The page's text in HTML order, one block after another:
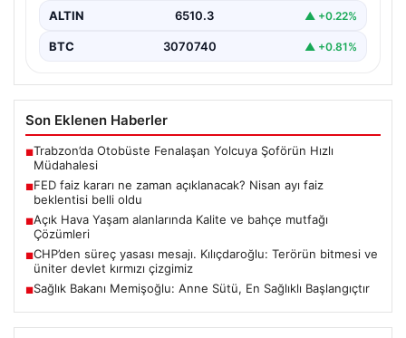
ALTIN 6510.3 ▲ +0.22%
BTC 3070740 ▲ +0.81%
Son Eklenen Haberler
■Trabzon’da Otobüste Fenalaşan Yolcuya Şoförün Hızlı
Müdahalesi
■FED faiz kararı ne zaman açıklanacak? Nisan ayı faiz
beklentisi belli oldu
■Açık Hava Yaşam alanlarında Kalite ve bahçe mutfağı
Çözümleri
■CHP’den süreç yasası mesajı. Kılıçdaroğlu: Terörün bitmesi ve
üniter devlet kırmızı çizgimiz
■Sağlık Bakanı Memişoğlu: Anne Sütü, En Sağlıklı Başlangıçtır